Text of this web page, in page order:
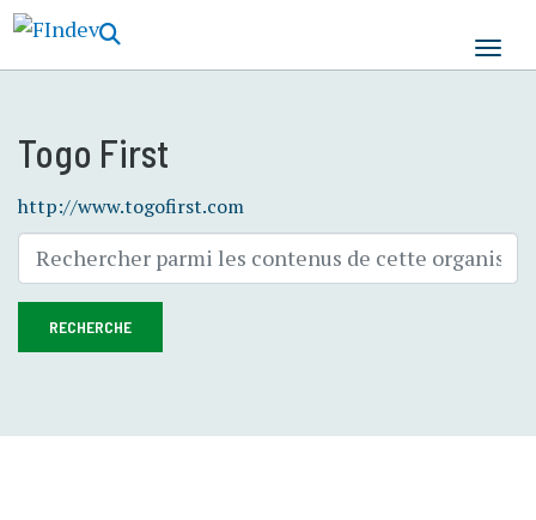
Togo First
http://www.togofirst.com
RECHERCHE